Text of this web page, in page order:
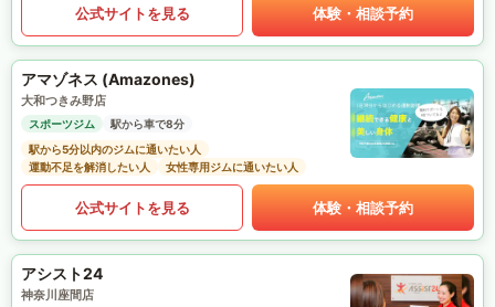
公式サイトを見る 体験・相談予約
アマゾネス (Amazones)
大和つきみ野店
スポーツジム
駅から車で8分
駅から5分以内のジムに通いたい人
運動不足を解消したい人
女性専用ジムに通いたい人
公式サイトを見る 体験・相談予約
アシスト24
神奈川座間店